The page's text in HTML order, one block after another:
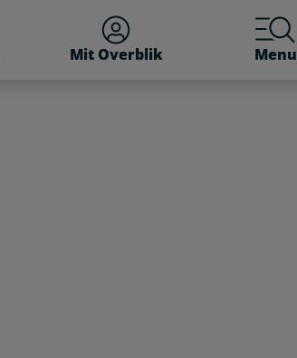
Mit Overblik Menu